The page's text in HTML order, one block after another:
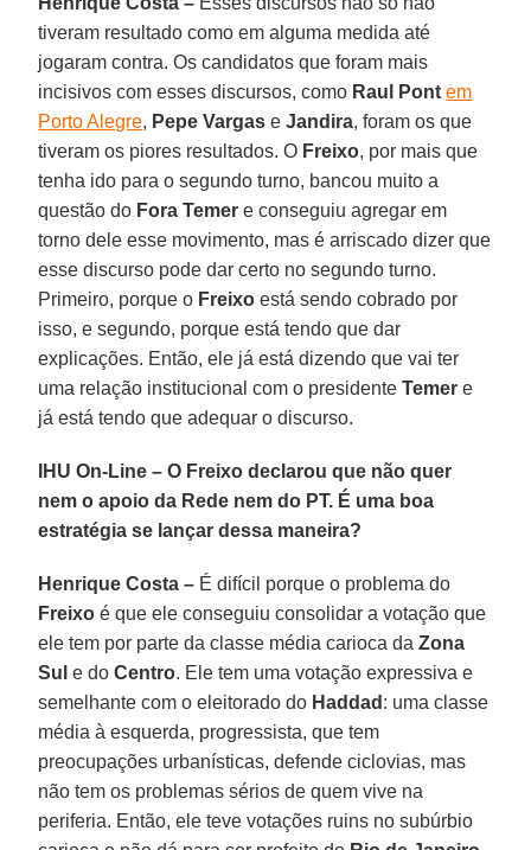
tiveram resultado como em alguma medida até
jogaram contra. Os candidatos que foram mais
incisivos com esses discursos, como Raul Pont em
Porto Alegre, Pepe Vargas eJandira, foram os que
tiveram os piores resultados. O Freixo, por mais que
tenha ido para o segundo turno, bancou muito a
questão do Fora Temer e conseguiu agregar em
torno dele esse movimento, mas é arriscado dizer que
esse discurso pode dar certo no segundo turno.
Primeiro, porque o Freixo está sendo cobrado por
isso, e segundo, porque está tendo que dar
explicações. Então, ele já está dizendo que vai ter
uma relação institucional com o presidenteTemer e
já está tendo que adequar o discurso.
IHU On-Line – O Freixo declarou que não quer
nem o apoio da Rede nem do PT. É uma boa
estratégia se lançar dessa maneira?
Henrique Costa – É difícil porque o problema do
Freixo é que ele conseguiu consolidar a votação que
ele tem por parte da classe média carioca daZona
Sul e doCentro. Ele tem uma votação expressiva e
semelhante com o eleitorado do Haddad : uma classe
média à esquerda, progressista, que tem
preocupações urbanísticas, defende ciclovias, mas
não tem os problemas sérios de quem vive na
periferia. Então, ele teve votações ruins no subúrbio